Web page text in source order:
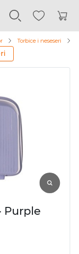
Torbice i neseseri
Purple